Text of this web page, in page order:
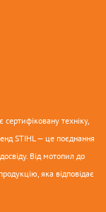
техніку,
STIHL — це поєднання
Від мотопил до
яка відповідає